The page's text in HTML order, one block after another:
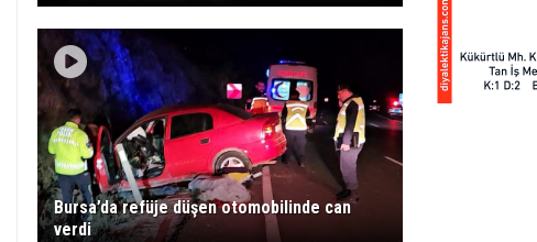
Bursa’da refüje düşen otomobilinde can
verdi